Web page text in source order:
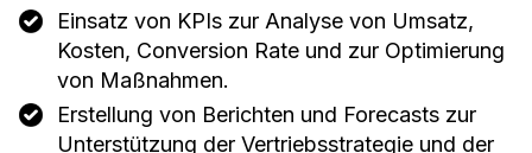
Einsatz von KPIs zur Analyse von Umsatz,
Kosten, Conversion Rate und zur Optimierung
von Maßnahmen.
Erstellung von Berichten und Forecasts zur
Unterstützung der Vertriebsstrategie und der